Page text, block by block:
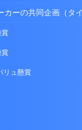
カーの共同企画（タイ
賞
賞
リュ懸賞